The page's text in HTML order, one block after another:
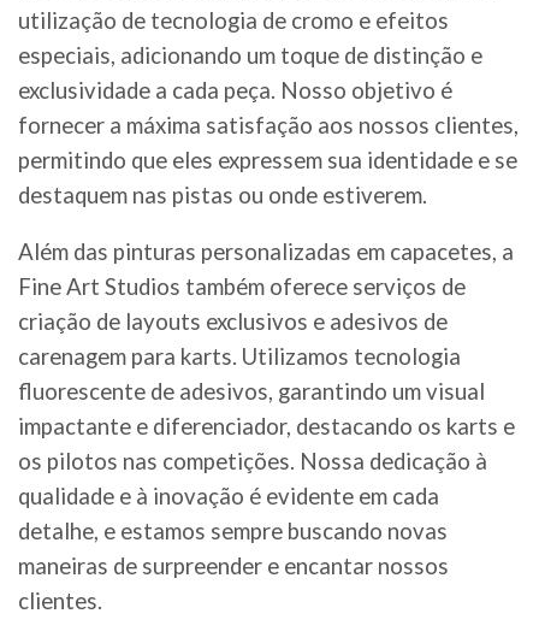
utilização de tecnologia de cromo e efeitos
especiais, adicionando um toque de distinção e
exclusividade a cada peça. Nosso objetivo é
fornecer a máxima satisfação aos nossos clientes,
permitindo que eles expressem sua identidade e se
destaquem nas pistas ou onde estiverem.
Além das pinturas personalizadas em capacetes, a
Fine Art Studios também oferece serviços de
criação de layouts exclusivos e adesivos de
carenagem para karts. Utilizamos tecnologia
fluorescente de adesivos, garantindo um visual
impactante e diferenciador, destacando os karts e
os pilotos nas competições. Nossa dedicação à
qualidade e à inovação é evidente em cada
detalhe, e estamos sempre buscando novas
maneiras de surpreender e encantar nossos
clientes.